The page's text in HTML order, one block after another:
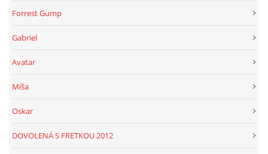
Forrest Gump
Gabriel
Avatar
Míša
Oskar
DOVOLENÁ S FRETKOU 2012